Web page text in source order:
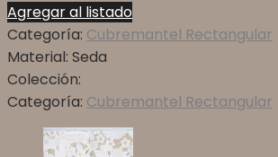
Agregar al listado
Categoría: Cubremantel Rectangular
Material: Seda
Colección:
Categoría: Cubremantel Rectangular